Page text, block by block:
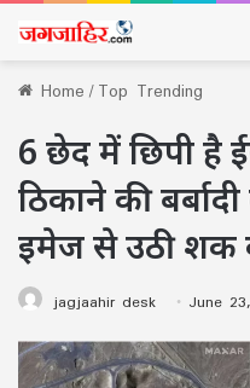
Home/Top Trending
6 छेद में छिपी है
ठिकाने की
इमेज से उठी शक
jagjaahir desk June